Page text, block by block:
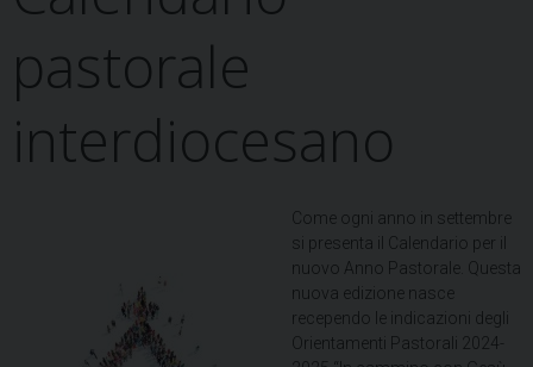
pastorale
interdiocesano
Come ogni anno in settembre
si presenta il Calendario per il
nuovo Anno Pastorale. Questa
nuova edizione nasce
recependo le indicazioni degli
Orientamenti Pastorali 2024-